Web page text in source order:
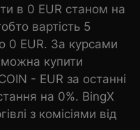
в 0 EUR станом на
вартість 5
0 EUR. За курсами
можна купити
- EUR за останні
на 0%. BingX
з комісіями від